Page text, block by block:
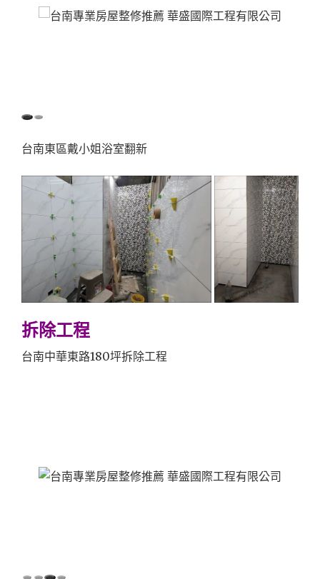
台南東區戴小姐浴室翻新
拆除工程
台南中華東路180坪拆除工程